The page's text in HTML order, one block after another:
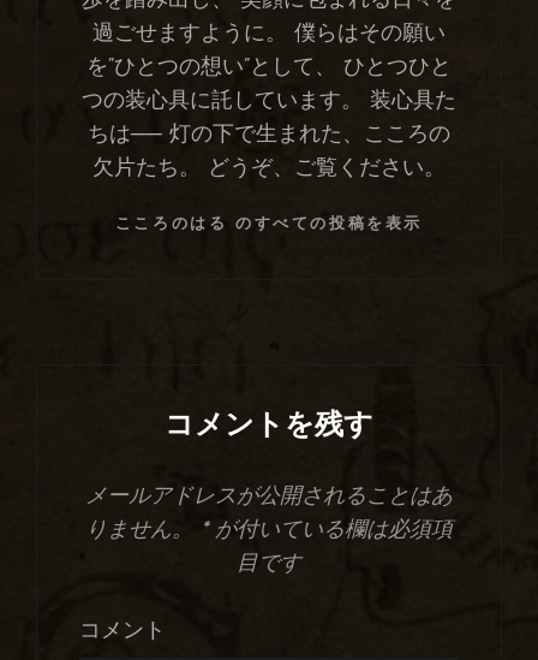
過ごせますように。 僕らはその願い
を“ひとつの想い”として、 ひとつひと
つの装心具に託しています。 装心具た
ちは── 灯の下で生まれた、こころの
欠片たち。 どうぞ、ご覧ください。
こころのはる のすべての投稿を表示
コメントを残す
メールアドレスが公開されることはあ
りません。
*が付いている欄は必須項
目です
コメント